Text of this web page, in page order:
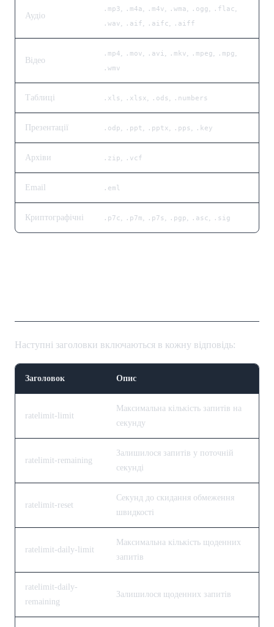
Аудіо
.mp3 .m4a .m4v .wma .ogg .flac
.wav .aif .aifc .aiff
Відео
.mp4 .mov .avi .mkv .mpeg .mpg
.wmv
Таблиці .xls .xlsx .ods .numbers
Презентації .odp .ppt .pptx .pps .key
Архіви .zip .vcf
Email .eml
Криптографічні .p7c .p7m .p7s .pgp .asc .sig
Наступні заголовки включаються в кожну відповідь:
Заголовок Опис
ratelimit-limit
Максимальна кількість запитів на
секунду
ratelimit-remaining
Залишилося запитів у поточній
секунді
ratelimit-reset
Секунд до скидання обмеження
швидкості
ratelimit-daily-limit
Максимальна кількість щоденних
запитів
ratelimit-daily-
remaining
Залишилося щоденних запитів